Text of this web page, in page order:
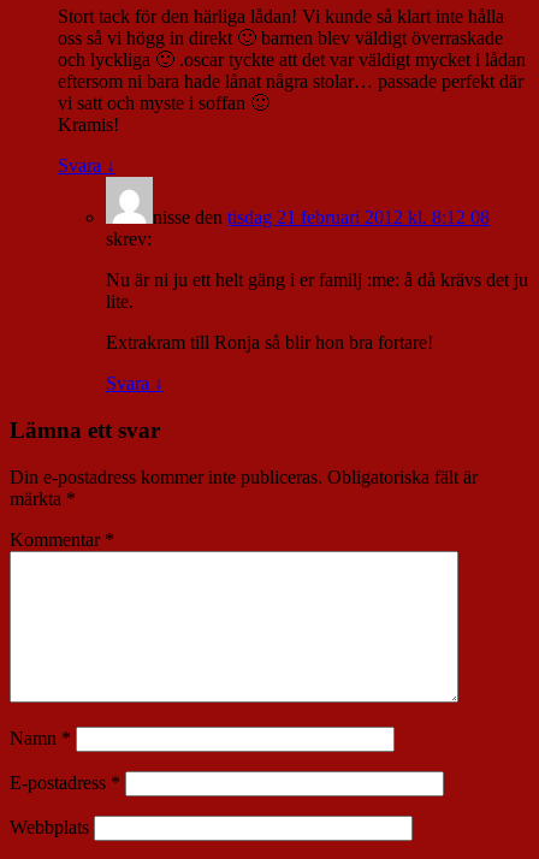
Stort tack för den härliga lådan! Vi kunde så klart inte hålla
oss så vi högg in direkt 🙂 barnen blev väldigt överraskade
och lyckliga 🙂 .oscar tyckte att det var väldigt mycket i lådan
eftersom ni bara hade lånat några stolar… passade perfekt där
vi satt och myste i soffan 🙂
Kramis!
Svara ↓
nisse den tisdag 21 februari 2012 kl. 8:12 08
skrev:
Nu är ni ju ett helt gäng i er familj :me: å då krävs det ju
lite.
Extrakram till Ronja så blir hon bra fortare!
Svara ↓
Lämna ett svar
Din e-postadress kommer inte publiceras. Obligatoriska fält är
märkta *
Kommentar *
Namn *
E-postadress *
Webbplats